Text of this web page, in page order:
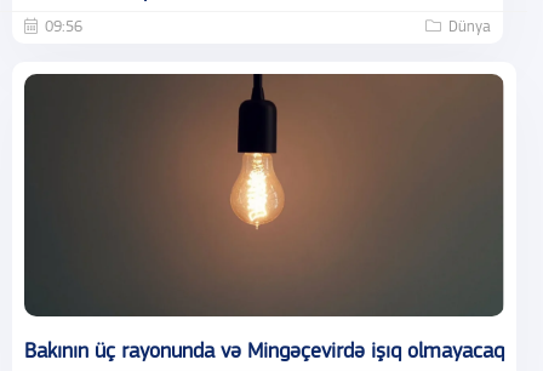
09:56 Dünya
Bakının üç rayonunda və Mingəçevirdə işıq olmayacaq